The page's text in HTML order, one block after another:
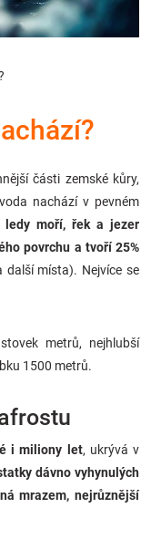
části zemské kůry,
nachází v pevném
ledy moří, řek a jezer
povrchu a tvoří 25%
místa). Nejvíce se
metrů, nejhlubší
1500 metrů.
i miliony let, ukrývá v
dávno vyhynulých
mrazem, nejrůznější